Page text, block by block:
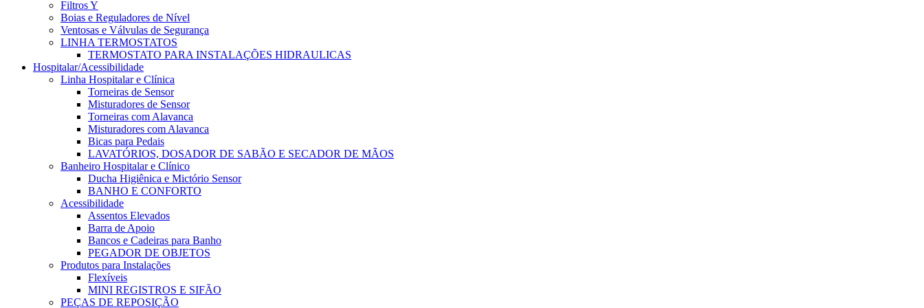
Filtros Y
Boias e Reguladores de Nível
Ventosas e Válvulas de Segurança
LINHA TERMOSTATOS
TERMOSTATO PARA INSTALAÇÕES HIDRAULICAS
Hospitalar/Acessibilidade
Linha Hospitalar e Clínica
Torneiras de Sensor
Misturadores de Sensor
Torneiras com Alavanca
Misturadores com Alavanca
Bicas para Pedais
LAVATÓRIOS, DOSADOR DE SABÃO E SECADOR DE MÃOS
Banheiro Hospitalar e Clínico
Ducha Higiênica e Mictório Sensor
BANHO E CONFORTO
Acessibilidade
Assentos Elevados
Barra de Apoio
Bancos e Cadeiras para Banho
PEGADOR DE OBJETOS
Produtos para Instalações
Flexíveis
MINI REGISTROS E SIFÃO
PEÇAS DE REPOSIÇÃO